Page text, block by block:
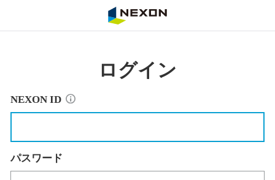
ログイン
NEXON ID
パスワード